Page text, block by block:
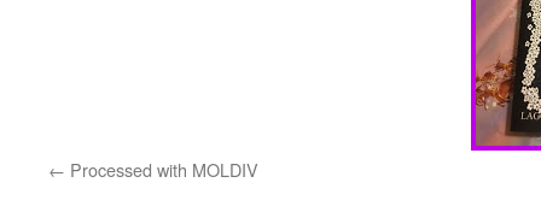
Processed with MOLDIV